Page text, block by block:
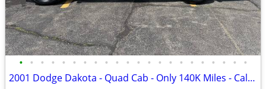
• • • • • • • • • • • • • • • • • • • • • •
2001 Dodge Dakota - Quad Cab - Only 140K Miles - Call Today!